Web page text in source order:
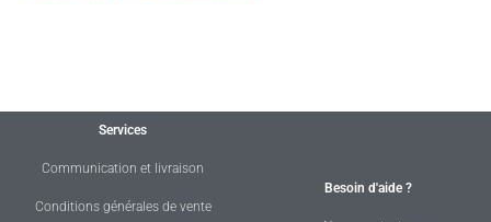
Services
Communication et livraison
Conditions générales de vente
Besoin d'aide ?